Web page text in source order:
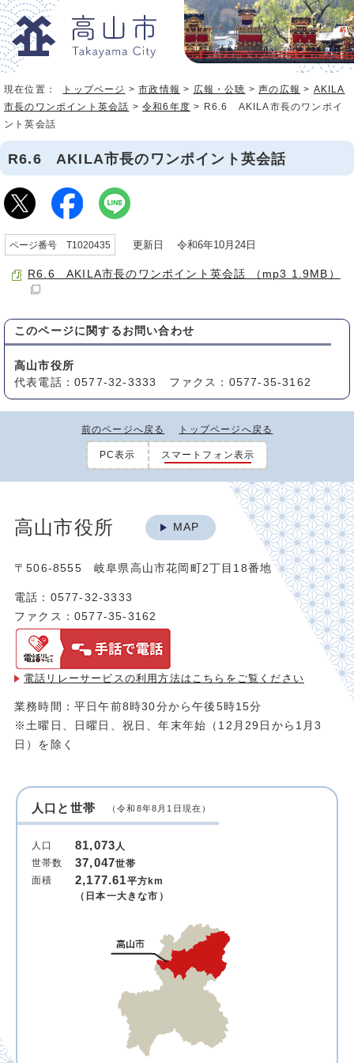
現在位置： トップページ >市政情報 > 広報・公聴 >声の広報 > AKILA
市長のワンポイント英会話 >令和6年度 > R6.6 AKILA市長のワンポイ
ント英会話
R6.6 AKILA市長のワンポイント英会話
ページ番号 T1020435 更新日 令和6年10月24日
R6.6 AKILA市長のワンポイント英会話 （mp3 1.9MB）
このページに関する お問い合わせ
高山市役所
代表電話：0577-32-3333 ファクス：0577-35-3162
前のページへ戻る トップページへ戻る
PC表示 スマートフォン表示
高山市役所 MAP
〒506-8555 岐阜県高山市花岡町2丁目18番地
電話：0577-32-3333
ファクス：0577-35-3162
電話リレーサービスの利用方法は こちらをご覧ください
業務時間：平日午前8時30分から午後5時15分
※土曜日、日曜日、祝日、年末年始（12月29日から1月3
日）を除く
人口と世帯 （令和8年8月1日現在）
人口 81,073人
世帯数
37,047世帯
面積
2,177.61平方km
（日本一大きな市）